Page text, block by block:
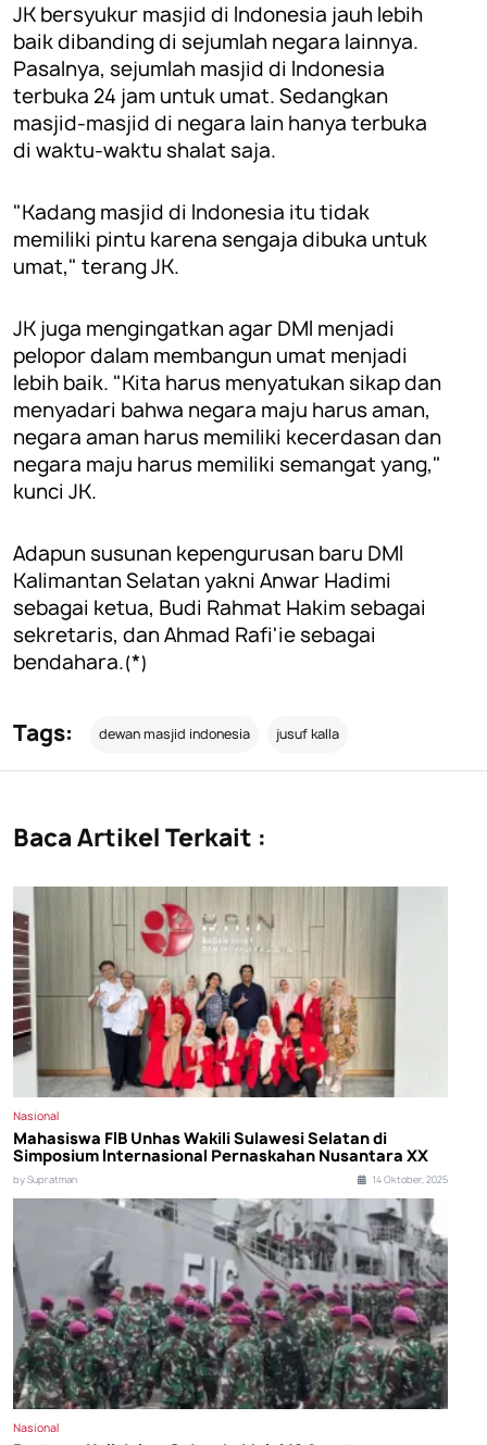
JK bersyukur masjid di Indonesia jauh lebih
baik dibanding di sejumlah negara lainnya.
Pasalnya, sejumlah masjid di Indonesia
terbuka 24 jam untuk umat. Sedangkan
masjid-masjid di negara lain hanya terbuka
di waktu-waktu shalat saja.
"Kadang masjid di Indonesia itu tidak
memiliki pintu karena sengaja dibuka untuk
umat," terang JK.
JK juga mengingatkan agar DMI menjadi
pelopor dalam membangun umat menjadi
lebih baik. "Kita harus menyatukan sikap dan
menyadari bahwa negara maju harus aman,
negara aman harus memiliki kecerdasan dan
negara maju harus memiliki semangat yang,"
kunci JK.
Adapun susunan kepengurusan baru DMI
Kalimantan Selatan yakni Anwar Hadimi
sebagai ketua, Budi Rahmat Hakim sebagai
sekretaris, dan Ahmad Rafi'ie sebagai
bendahara.(*)
Tags: dewan masjid indonesia jusuf kalla
Baca Artikel Terkait :
Nasional
Mahasiswa FIB Unhas Wakili Sulawesi Selatan di
Simposium Internasional Pernaskahan Nusantara XX
by Supratman 14 Oktober, 2025
Nasional